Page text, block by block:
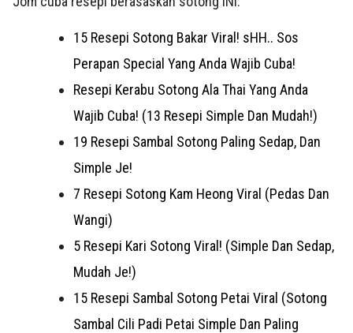
15 Resepi Sotong Bakar Viral! sHH.. Sos
Perapan Special Yang Anda Wajib Cuba!
Resepi Kerabu Sotong Ala Thai Yang Anda
Wajib Cuba! (13 Resepi Simple Dan Mudah!)
19 Resepi Sambal Sotong Paling Sedap, Dan
Simple Je!
7 Resepi Sotong Kam Heong Viral (Pedas Dan
Wangi)
5 Resepi Kari Sotong Viral! (Simple Dan Sedap,
Mudah Je!)
15 Resepi Sambal Sotong Petai Viral (Sotong
Sambal Cili Padi Petai Simple Dan Paling